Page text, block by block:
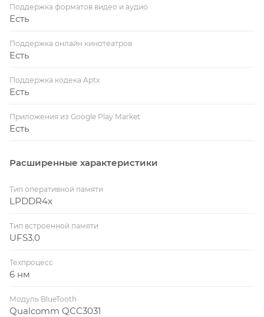
Поддержка форматов видео и аудио
Есть
Поддержка онлайн кинотеатров
Есть
Поддержка кодека Aptx
Есть
Приложения из Google Play Market
Есть
Расширенные характеристики
Тип оперативной памяти
LPDDR4x
Тип встроенной памяти
UFS3.0
Техпроцесс
6 нм
Модуль BlueTooth
Qualcomm QCC3031